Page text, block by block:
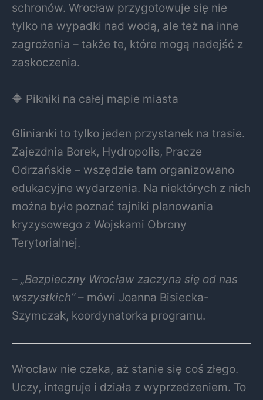
schronów. Wrocław przygotowuje się nie
tylko na wypadki nad wodą, ale też na inne
zagrożenia – także te, które mogą nadejść z
zaskoczenia.
🔶 Pikniki na całej mapie miasta
Glinianki to tylko jeden przystanek na trasie.
Zajezdnia Borek, Hydropolis, Pracze
Odrzańskie – wszędzie tam organizowano
edukacyjne wydarzenia. Na niektórych z nich
można było poznać tajniki planowania
kryzysowego z Wojskami Obrony
Terytorialnej.
– „Bezpieczny Wrocław zaczyna się od nas
wszystkich”– mówi Joanna Bisiecka-
Szymczak, koordynatorka programu.
Wrocław nie czeka, aż stanie się coś złego.
Uczy, integruje i działa z wyprzedzeniem. To